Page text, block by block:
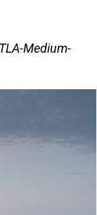
­Medium-